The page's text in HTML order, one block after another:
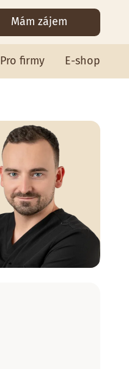
Mám zájem
Pro firmy E-shop